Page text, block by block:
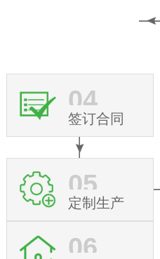
04
签订合同
05
定制生产
06